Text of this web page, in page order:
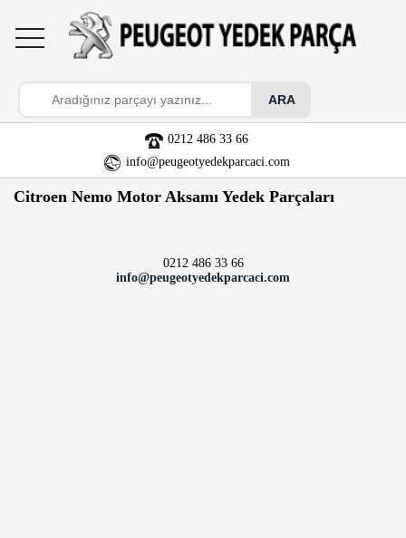
toggle
navigation
0212 486 33 66
info@peugeotyedekparcaci.com
Citroen Nemo Motor Aksamı Yedek Parçaları
0212 486 33 66
info@peugeotyedekparcaci.com